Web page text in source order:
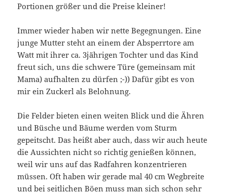
Portionen größer und die Preise kleiner!
Immer wieder haben wir nette Begegnungen. Eine
junge Mutter steht an einem der Absperrtore am
Watt mit ihrer ca. 3jährigen Tochter und das Kind
freut sich, uns die schwere Türe (gemeinsam mit
Mama) aufhalten zu dürfen ;-)) Dafür gibt es von
mir ein Zuckerl als Belohnung.
Die Felder bieten einen weiten Blick und die Ähren
und Büsche und Bäume werden vom Sturm
gepeitscht. Das heißt aber auch, dass wir auch heute
die Aussichten nicht so richtig genießen können,
weil wir uns auf das Radfahren konzentrieren
müssen. Oft haben wir gerade mal 40 cm Wegbreite
und bei seitlichen Böen muss man sich schon sehr